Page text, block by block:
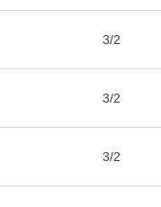
3/2
3/2
3/2